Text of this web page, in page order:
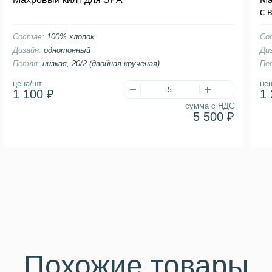
цена/шт.
1 100 ₽
сумма с НДС
5 500 ₽
Состав: 100% хлопок
Дизайн: однотонный
Петля: низкая, 20/2 (двойная крученая)
с
1